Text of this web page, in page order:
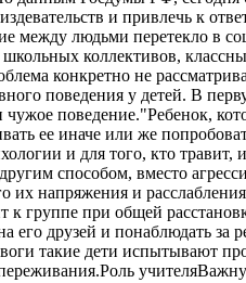
и привлечь к
между людьми перетекло в
коллективов,
конкретно не
поведения у детей. В
чужое поведение."Ребенок,
ее иначе или же
и для того, кто
способом, вместо
напряжения и
к группе при общей
его друзей и понаблюдать
такие дети испытывают